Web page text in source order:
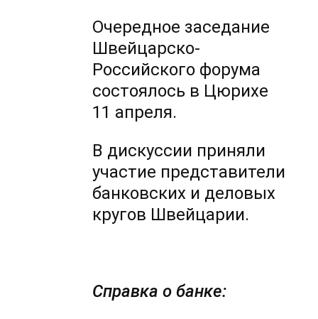
Очередное заседание
Швейцарско-
Российского форума
состоялось в Цюрихе
11 апреля.
В дискуссии приняли
участие представители
банковских и деловых
кругов Швейцарии.
Справка о банке: